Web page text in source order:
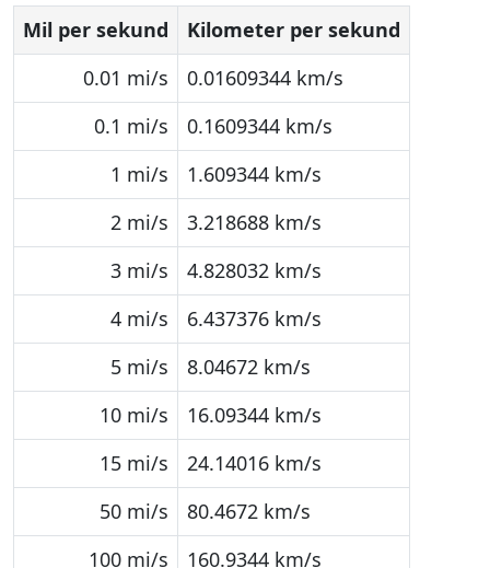
Mil per sekund
Kilometer per sekund
0.01 mi/s
0.01609344 km/s
0.1 mi/s
0.1609344 km/s
1 mi/s
1.609344 km/s
2 mi/s
3.218688 km/s
3 mi/s
4.828032 km/s
4 mi/s
6.437376 km/s
5 mi/s
8.04672 km/s
10 mi/s
16.09344 km/s
15 mi/s
24.14016 km/s
50 mi/s
80.4672 km/s
100 mi/s
160.9344 km/s